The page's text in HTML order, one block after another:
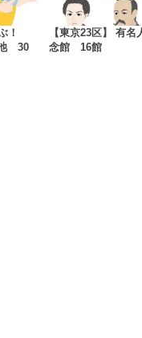
！
池 30
【東京23区】 有名
念館 16館